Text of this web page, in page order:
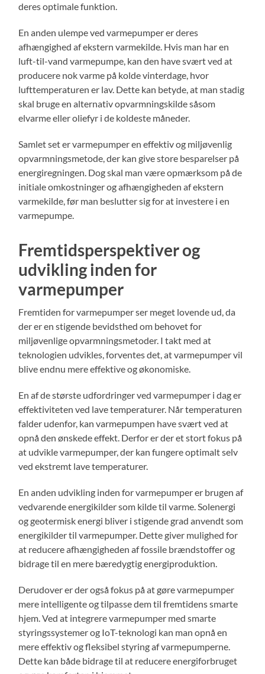
deres optimale funktion.
En anden ulempe ved varmepumper er deres
afhængighed af ekstern varmekilde. Hvis man har en
luft-til-vand varmepumpe, kan den have svært ved at
producere nok varme på kolde vinterdage, hvor
lufttemperaturen er lav. Dette kan betyde, at man stadig
skal bruge en alternativ opvarmningskilde såsom
elvarme eller oliefyr i de koldeste måneder.
Samlet set er varmepumper en effektiv og miljøvenlig
opvarmningsmetode, der kan give store besparelser på
energiregningen. Dog skal man være opmærksom på de
initiale omkostninger og afhængigheden af ekstern
varmekilde, før man beslutter sig for at investere i en
varmepumpe.
Fremtidsperspektiver og
udvikling inden for
varmepumper
Fremtiden for varmepumper ser meget lovende ud, da
der er en stigende bevidsthed om behovet for
miljøvenlige opvarmningsmetoder. I takt med at
teknologien udvikles, forventes det, at varmepumper vil
blive endnu mere effektive og økonomiske.
En af de største udfordringer ved varmepumper i dag er
effektiviteten ved lave temperaturer. Når temperaturen
falder udenfor, kan varmepumpen have svært ved at
opnå den ønskede effekt. Derfor er der et stort fokus på
at udvikle varmepumper, der kan fungere optimalt selv
ved ekstremt lave temperaturer.
En anden udvikling inden for varmepumper er brugen af
vedvarende energikilder som kilde til varme. Solenergi
og geotermisk energi bliver i stigende grad anvendt som
energikilder til varmepumper. Dette giver mulighed for
at reducere afhængigheden af fossile brændstoffer og
bidrage til en mere bæredygtig energiproduktion.
Derudover er der også fokus på at gøre varmepumper
mere intelligente og tilpasse dem til fremtidens smarte
hjem. Ved at integrere varmepumper med smarte
styringssystemer og IoT-teknologi kan man opnå en
mere effektiv og fleksibel styring af varmepumperne.
Dette kan både bidrage til at reducere energiforbruget